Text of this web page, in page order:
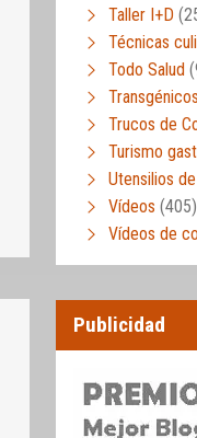
Taller I+D
Técnicas
Todo Salud
Trucos de
Turismo
Utensilios
Vídeos (405)
Vídeos de
Publicidad